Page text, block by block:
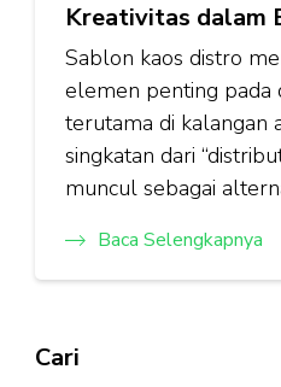
Kreativitas dalam
Sablon kaos distro
elemen penting pada
terutama di kalangan
singkatan dari
muncul sebagai
Baca Selengkapnya
Cari